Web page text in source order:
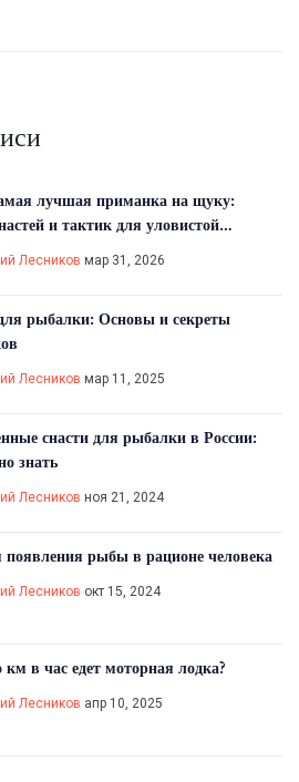
лучшая приманка на щуку:
и тактик для уловистой
Лесников мар 31, 2026
рыбалки: Основы и секреты
Лесников мар 11, 2025
снасти для рыбалки в России:
знать
Лесников ноя 21, 2024
появления рыбы в рационе человека
Лесников окт 15, 2024
в час едет моторная лодка?
Лесников апр 10, 2025